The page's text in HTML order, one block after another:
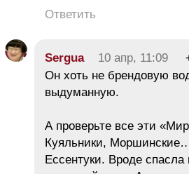
Ответить
Sergua 10 апр, 11:09
Он хоть не брендовую
выдуманную.
А проверьте все эти
Куяльники,
Ессентуки. Вроде